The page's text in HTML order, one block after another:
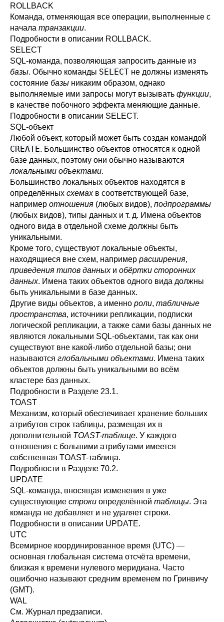
ROLLBACK
Команда, отменяющая все операции, выполненные с
начала транзакции.
Подробности в описании ROLLBACK.
SELECT
SQL-команда, позволяющая запросить данные из
базы. Обычно команды SELECT не должны изменять
состояние базы никаким образом, однако
выполняемые ими запросы могут вызывать функции,
в качестве побочного эффекта меняющие данные.
Подробности в описании SELECT.
SQL-объект
Любой объект, который может быть создан командой
CREATE. Большинство объектов относятся к одной
базе данных, поэтому они обычно называются
локальными объектами.
Большинство локальных объектов находятся в
определённых схемахв соответствующей базе,
например отношения (любых видов), подпрограммы
(любых видов), типы данных и т. д. Имена объектов
одного вида в отдельной схеме должны быть
уникальными.
Кроме того, существуют локальные объекты,
находящиеся вне схем, например расширения,
приведения типов данныхи обёртки сторонних
данных. Имена таких объектов одного вида должны
быть уникальными в базе данных.
Другие виды объектов, а именно роли, табличные
пространства, источники репликации, подписки
логической репликации, а также сами базы данных не
являются локальными SQL-объектами, так как они
существуют вне какой-либо отдельной базы; они
называются глобальными объектами. Имена таких
объектов должны быть уникальными во всём
кластере баз данных.
Подробности в Разделе 23.1.
TOAST
Механизм, который обеспечивает хранение больших
атрибутов строк таблицы, размещая их в
дополнительной TOAST-таблице. У каждого
отношения с большими атрибутами имеется
собственная TOAST-таблица.
Подробности в Разделе 70.2.
UPDATE
SQL-команда, вносящая изменения в уже
существующие строки определённой таблицы. Эта
команда не добавляет и не удаляет строки.
Подробности в описании UPDATE.
UTC
Всемирное координированное время (UTC) —
основная глобальная система отсчёта времени,
близкая к времени нулевого меридиана. Часто
ошибочно называют средним временем по Гринвичу
(GMT).
WAL
См. Журнал предзаписи.